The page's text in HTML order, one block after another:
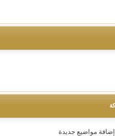
إضافة مواضيع جديدة